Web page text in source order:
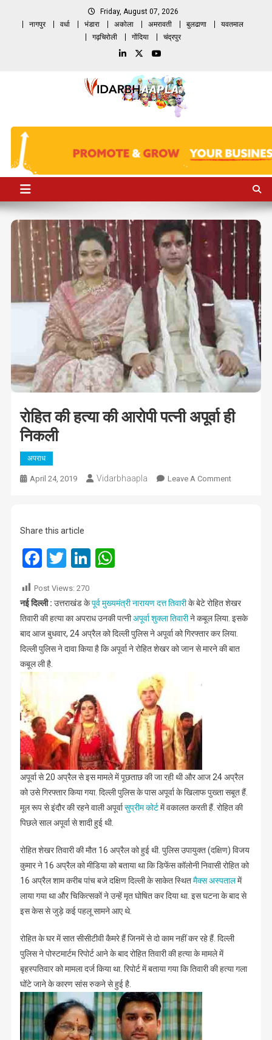
Friday, August 07, 2026
नागपुर
वर्धा भंडारा अकोला अमरावती बुलढाणा
यवतमाल
गढ़चिरोली
गोंदिया चंद्रपुर
रोहित की हत्या की आरोपी पत्नी अपूर्वा ही
निकली
अपराध
April 24, 2019 Vidarbhaapla Leave A CommentOn
निकली
Share this article
Facebook
TwitterLinkedIn
WhatsApp
Post Views: 270
नई दिल्ली : उत्तराखंड केपूर्व मुख्यमंत्री नारायण दत्त तिवारीके बेटे रोहित शेखर
तिवारी की हत्या का अपराध उनकी पत्नीअपूर्वा शुक्ला तिवारीने कबूल लिया. इसके
बाद आज बुधवार, 24 अप्रैल को दिल्ली पुलिस ने अपूर्वा को गिरफ्तार कर लिया.
दिल्ली पुलिस ने दावा किया है कि अपूर्वा ने रोहित शेखर को जान से मारने की बात
कबूल ली है.
अपूर्वा से 20 अप्रैल से इस मामले में पूछताछ की जा रही थी और आज 24 अप्रैल
को उसे गिरफ्तार किया गया. दिल्ली पुलिस के पास अपूर्वा के खिलाफ पुख्ता सबूत हैं.
मूल रूप से इंदौर की रहने वाली अपूर्वासुप्रीम कोर्टमें वकालत करती हैं. रोहित की
पिछले साल अपूर्वा से शादी हुई थी.
रोहित शेखर तिवारी की मौत 16 अप्रैल को हुई थी. पुलिस उपायुक्त (दक्षिण) विजय
कुमार ने 16 अप्रैल को मीडिया को बताया था कि डिफेंस कॉलोनी निवासी रोहित को
16 अप्रैल शाम करीब पांच बजे दक्षिण दिल्ली के साकेत स्थितमैक्स अस्पतालमें
लाया गया था और चिकित्सकों ने उन्हें मृत घोषित कर दिया था. इस घटना के बाद से
इस केस से जुड़े कई पहलू सामने आए थे.
रोहित के घर में सात सीसीटीवी कैमरे हैं जिनमें से दो काम नहीं कर रहे हैं. दिल्ली
पुलिस ने पोस्टमार्टम रिपोर्ट आने के बाद रोहित तिवारी की हत्या के मामले में
बृहस्पतिवार को मामला दर्ज किया था. रिपोर्ट में बताया गया कि तिवारी की हत्या गला
घोंटे जाने के कारण सांस रुकने से हुई है.